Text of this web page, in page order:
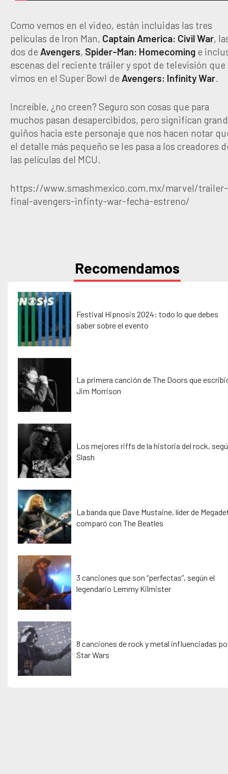
Como vemos en el video, están incluidas las tres
películas de Iron Man, Captain America: Civil War,
dos de Avengers, Spider-Man: Homecoming e
escenas del reciente tráiler y spot de televisión que
vimos en el Super Bowl de Avengers: Infinity War.
Increíble, ¿no creen? Seguro son cosas que para
muchos pasan desapercibidos, pero significan
guiños hacia este personaje que nos hacen notar
el detalle más pequeño se les pasa a los creadores
las películas del MCU.
https://www.smashmexico.com.mx/marvel/trailer-
final-avengers-infinty-war-fecha-estreno/
Recomendamos
Festival Hipnosis 2024: todo lo que debes
saber sobre el evento
La primera canción de The Doors que
Jim Morrison
Los mejores riffs de la historia del rock,
Slash
La banda que Dave Mustaine, líder de
comparó con The Beatles
3 canciones que son “perfectas”, según el
legendario Lemmy Kilmister
8 canciones de rock y metal influenciadas
Star Wars